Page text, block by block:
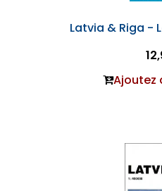
Latvia & Riga -
Ajoutez